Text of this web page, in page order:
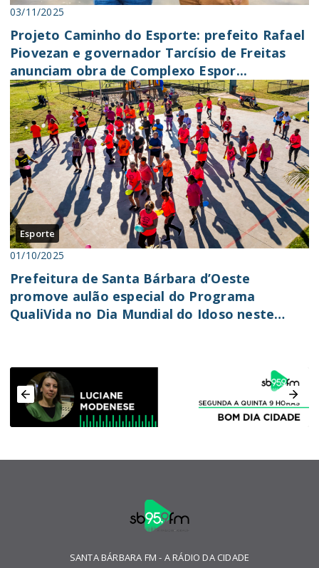
03/11/2025
Projeto Caminho do Esporte: prefeito Rafael
Piovezan e governador Tarcísio de Freitas
anunciam obra de Complexo Espor...
Esporte
01/10/2025
Prefeitura de Santa Bárbara d’Oeste
promove aulão especial do Programa
QualiVida no Dia Mundial do Idoso neste
SANTA BÁRBARA FM - A RÁDIO DA CIDADE